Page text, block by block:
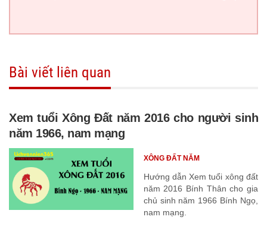
Bài viết liên quan
Xem tuổi Xông Đất năm 2016 cho người sinh
năm 1966, nam mạng
Hướng dẫn Xem tuổi xông đất
năm 2016 Bính Thân cho gia
chủ sinh năm 1966 Bính Ngọ,
nam mạng.
XÔNG ĐẤT NĂM